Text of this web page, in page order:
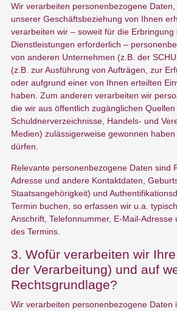
Wir verarbeiten personenbezogene
unserer Geschäftsbeziehung von Ihnen
verarbeiten wir – soweit für die Erbringung
Dienstleistungen erforderlich –
von anderen Unternehmen (z.B. der
(z.B. zur Ausführung von Aufträgen, zur
oder aufgrund einer von Ihnen erteilten
haben. Zum anderen verarbeiten wir
die wir aus öffentlich zugänglichen Quellen
Schuldnerverzeichnisse, Handels- und
Medien) zulässigerweise gewonnen
dürfen.
Relevante personenbezogene Daten sind
Adresse und andere Kontaktdaten,
Staatsangehörigkeit) und
Termin buchen, so erfassen wir u.a.
Anschrift, Telefonnummer, E-Mail-Adresse
des Termins.
3. Wofür verarbeiten wir
der Verarbeitung) und auf
Rechtsgrundlage?
Wir verarbeiten personenbezogene Daten